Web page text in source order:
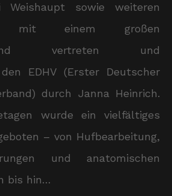
Weishaupt sowie weiteren
mit einem großen
vertreten und
EDHV (Erster Deutscher
durch Janna Heinrich.
wurde ein vielfältiges
– von Hufbearbeitung,
und anatomischen
bis hin…